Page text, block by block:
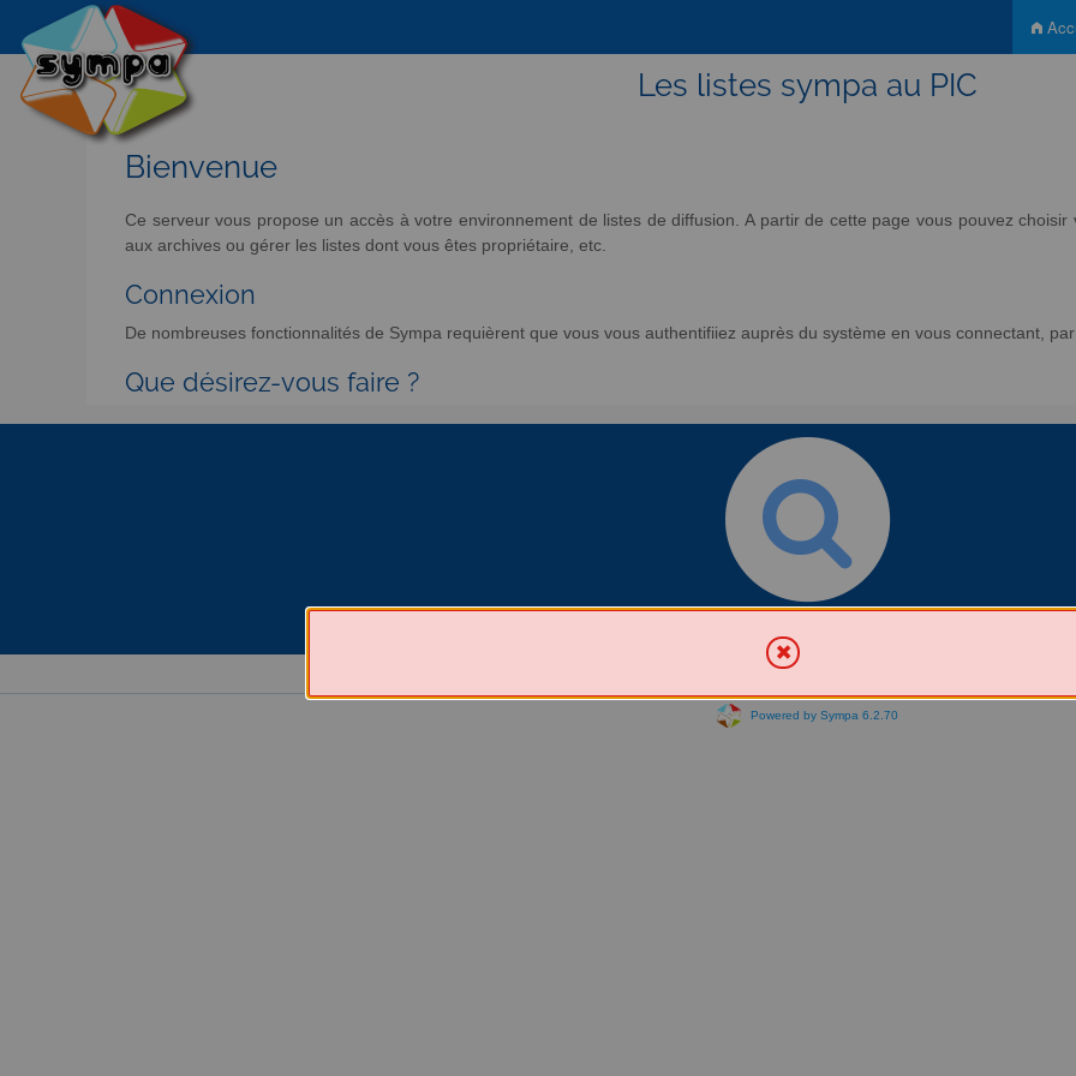
Les listes sympa au PIC
Bienvenue
Ce serveur vous propose un accès à votre environnement de listes de diffusion. A partir de cette page vous pouvez
aux archives ou gérer les listes dont vous êtes propriétaire, etc.
Connexion
De nombreuses fonctionnalités de Sympa requièrent que vous vous authentifiiez auprès du système en vous connectant,
Que désirez-vous faire ?
Powered by Sympa 6.2.70